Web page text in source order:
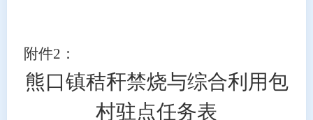
附件2 ：
熊口镇秸秆禁烧与综合利用包
村驻点任务表